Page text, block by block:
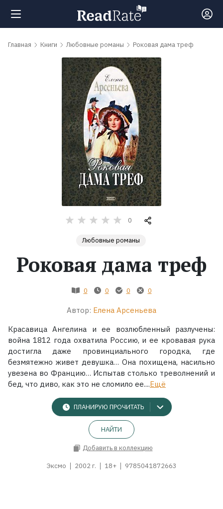
Поиск
обсуждаемые
Серии
Коллекции
Главная Книги Любовные романы Роковая дама треф
0
Любовные романы
Роковая дама треф
0 0 0 0
Автор: Елена Арсеньева
Красавица Ангелина и ее возлюбленный разлучены:
война 1812 года охватила Россию, и ее кровавая рука
достигла даже провинциального городка, где
безмятежно живет девушка… Она похищена, насильно
увезена во Францию… Испытав столько треволнений и
бед, что диво, как это не сломило ее....Ещё
ПЛАНИРУЮ ПРОЧИТАТЬ
НАЙТИ
Добавить в коллекцию
Эксмо 2002 г. 18+ 9785041872663